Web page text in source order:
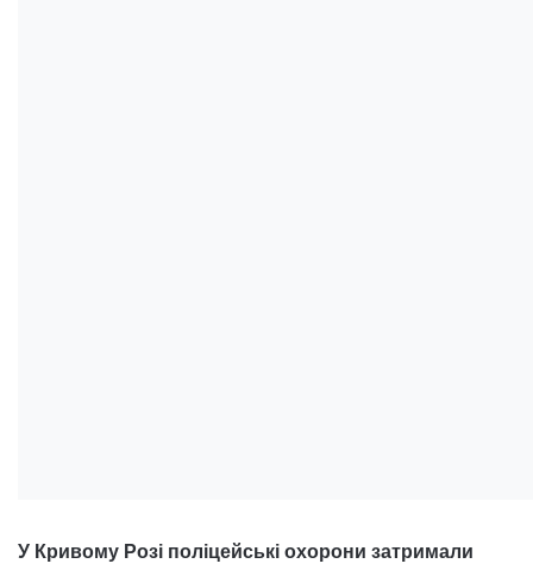
У Кривому Розі поліцейські охорони затримали